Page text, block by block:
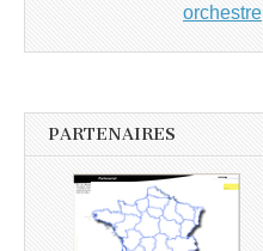
orchestre
PARTENAIRES